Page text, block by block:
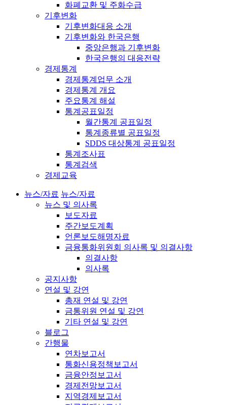
화폐교환 및 주화수급
기후변화
기후변화대응 소개
기후변화와 한국은행
중앙은행과 기후변화
한국은행의 대응전략
경제통계
경제통계업무 소개
경제통계 개요
주요통계 해설
통계공표일정
월간통계 공표일정
통계종류별 공표일정
SDDS 대상통계 공표일정
통계조사표
통계검색
경제교육
뉴스/자료 뉴스/자료
뉴스 및 의사록
보도자료
주간보도계획
언론보도해명자료
금융통화위원회 의사록 및 의결사항
의결사항
의사록
공지사항
연설 및 강연
총재 연설 및 강연
금통위원 연설 및 강연
기타 연설 및 강연
블로그
간행물
연차보고서
통화신용정책보고서
금융안정보고서
경제전망보고서
지역경제보고서